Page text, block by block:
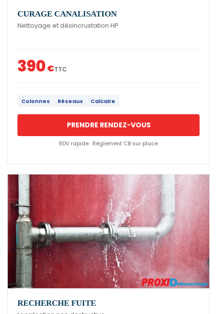
CURAGE CANALISATION
Nettoyage et désincrustation HP
390€TTC
Colonnes Réseaux Calcaire
PRENDRE RENDEZ-VOUS
RDV rapide · Règlement CB sur place
RECHERCHE FUITE